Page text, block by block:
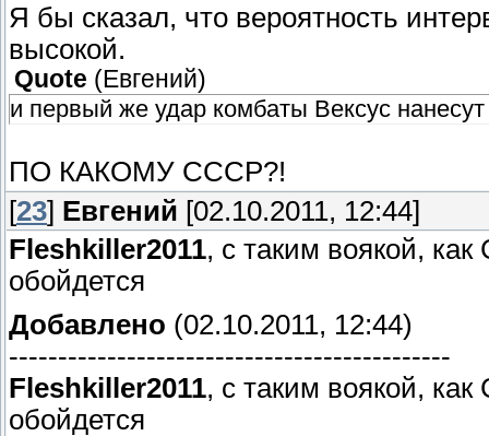
Я бы сказал, что вероятность
высокой.
Quote (Евгений)
и первый же удар комбаты Вексус
ПО КАКОМУ СССР?!
[23] Евгений [02.10.2011, 12:44]
Fleshkiller2011, с таким воякой,
обойдется
Добавлено (02.10.2011, 12:44)
---------------------------------------------
Fleshkiller2011, с таким воякой,
обойдется